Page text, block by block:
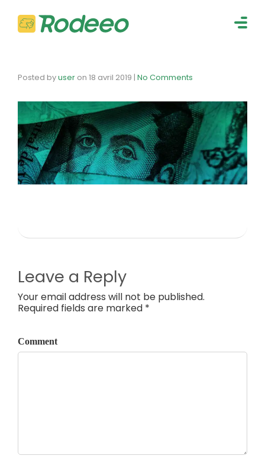
Posted byuser on 18 avril 2019 | No Comments
Leave a Reply
Your email address will not be published.
Required fields are marked *
Comment